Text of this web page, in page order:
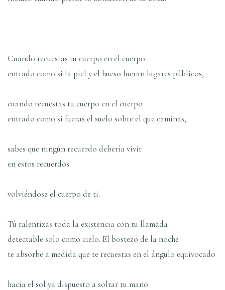
Cuando recuestas tu cuerpo en el cuerpo
entrado como si la piel y el hueso fueran lugares públicos,
cuando recuestas tu cuerpo en el cuerpo
entrado como si fueras el suelo sobre el que caminas,
sabes que ningún recuerdo debería vivir
en estos recuerdos
volviéndose el cuerpo de ti.
Tú ralentizas toda la existencia con tu llamada
detectable solo como cielo. El bostezo de la noche
te absorbe a medida que te recuestas en el ángulo equivocado
hacia el sol ya dispuesto a soltar tu mano.